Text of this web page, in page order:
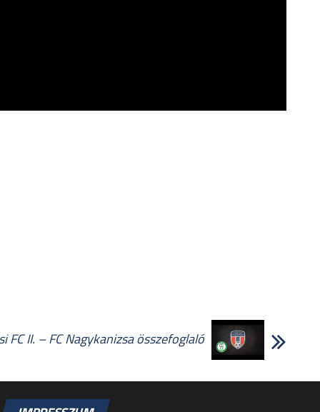
FC II. – FC Nagykanizsa összefoglaló